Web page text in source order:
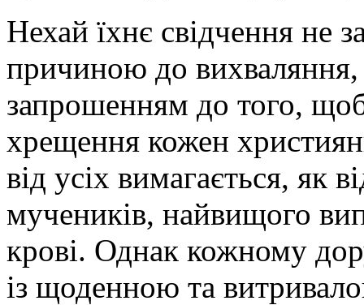
Нехай їхнє свідчення не
причиною до
запрошенням до того, щоб
хрещення кожен
від усіх вимагається, як
мучеників, найвищого
крові. Однак кожному
із щоденною та